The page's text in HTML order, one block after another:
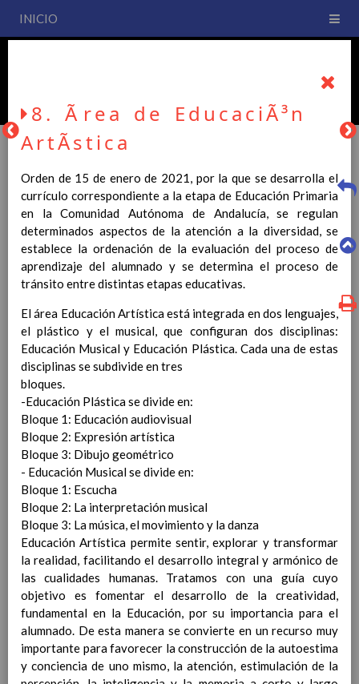
INICIO
CEIP San Fernando
PLAN DE CENTRO
La entrada en vigor del Real Decreto 126/2014, de 28 de
febrero, por el que se establece el currículo básico de la
Educación Primaria, se ha hecho necesario la revisión y
adecuación de nuestro Plan de Centro a esta normativa, el cual
usted podrá consultar desde este sitio web.
Esperamos que sea de su interés.
Contenido
IntroducciÃ³n
AnÃ¡lisis del Contexto
Proyecto Educativo
Marco Normativo
Objetivos propios para la mejora del rendimiento
escolar
LÃ­neas generales de actuaciÃ³n pedagÃ³gica
CoordinaciÃ³n y concreciÃ³n de los contenidos
curriculares, asÃ­ como el tratamiento transversal
en las Ã¡reas de la educaciÃ³n en valores y otras
enseÃ±anzas
EducaciÃ³n Infantil (Segundo Ciclo)
noviembre 2019
Objetivos generales 15 noviembre 2019
Ãreas Curriculares
InterrelaciÃ³n de las inteligencias
8. Ãrea de EducaciÃ³n
ArtÃ­stica
Orden de 15 de enero de 2021, por la que se desarrolla el
currículo correspondiente a la etapa de Educación Primaria
en la Comunidad Autónoma de Andalucía, se regulan
determinados aspectos de la atención a la diversidad, se
establece la ordenación de la evaluación del proceso de
aprendizaje del alumnado y se determina el proceso de
tránsito entre distintas etapas educativas.
El área Educación Artística está integrada en dos lenguajes,
el plástico y el musical, que configuran dos disciplinas:
Educación Musical y Educación Plástica. Cada una de estas
disciplinas se subdivide en tres
bloques.
-Educación Plástica se divide en:
Bloque 1: Educación audiovisual
Bloque 2: Expresión artística
Bloque 3: Dibujo geométrico
- Educación Musical se divide en:
Bloque 1: Escucha
Bloque 2: La interpretación musical
Bloque 3: La música, el movimiento y la danza
Educación Artística permite sentir, explorar y transformar
la realidad, facilitando el desarrollo integral y armónico de
las cualidades humanas. Tratamos con una guía cuyo
objetivo es fomentar el desarrollo de la creatividad,
fundamental en la Educación, por su importancia para el
alumnado. De esta manera se convierte en un recurso muy
importante para favorecer la construcción de la autoestima
y conciencia de uno mismo, la atención, estimulación de la